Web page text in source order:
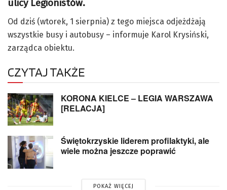
ulicy Legionistów.
Od dziś (wtorek, 1 sierpnia) z tego miejsca odjeżdżają
wszystkie busy i autobusy – informuje Karol Krysiński,
zarządca obiektu.
CZYTAJ TAKŻE
KORONA KIELCE – LEGIA WARSZAWA
[RELACJA]
Świętokrzyskie liderem profilaktyki, ale
wiele można jeszcze poprawić
POKAŻ WIĘCEJ